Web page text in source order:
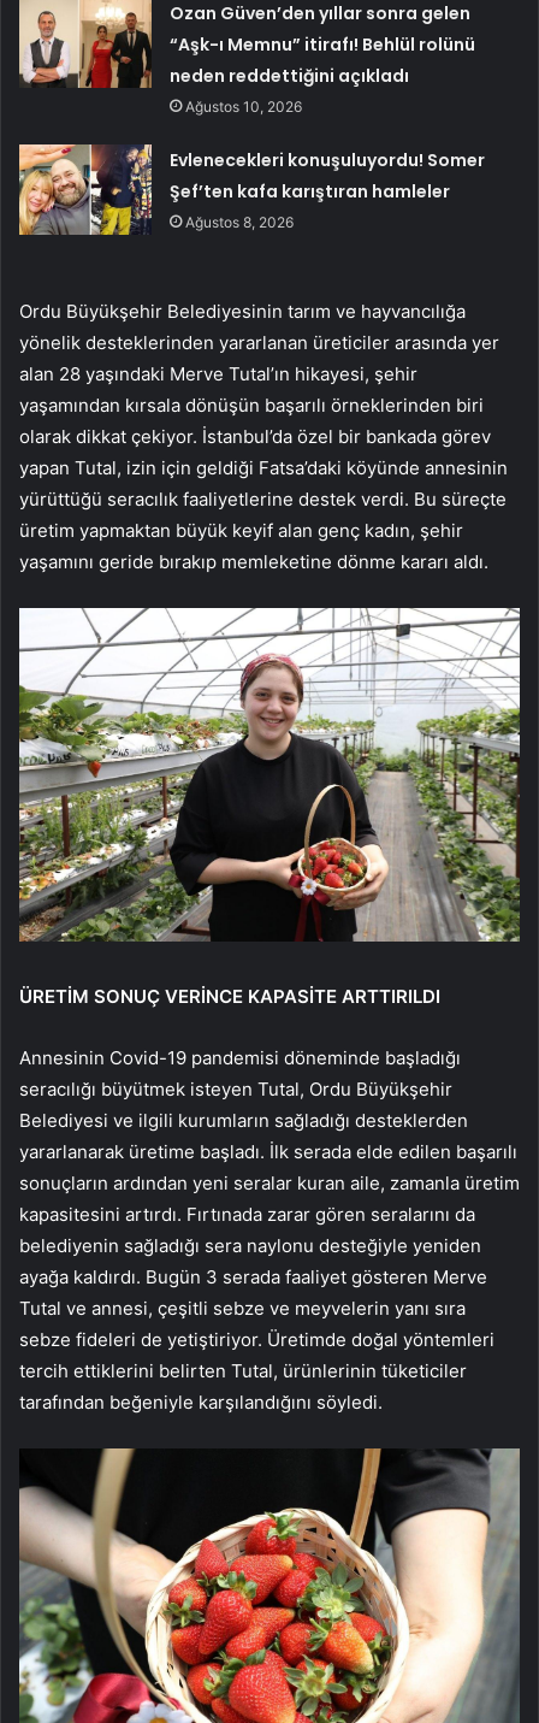
Ozan Güven’den yıllar sonra gelen
“Aşk-ı Memnu” itirafı! Behlül rolünü
neden reddettiğini açıkladı
Ağustos 10, 2026
Evlenecekleri konuşuluyordu! Somer
Şef’ten kafa karıştıran hamleler
Ağustos 8, 2026
Ordu Büyükşehir Belediyesinin tarım ve hayvancılığa
yönelik desteklerinden yararlanan üreticiler arasında yer
alan 28 yaşındaki Merve Tutal’ın hikayesi, şehir
yaşamından kırsala dönüşün başarılı örneklerinden biri
olarak dikkat çekiyor. İstanbul’da özel bir bankada görev
yapan Tutal, izin için geldiği Fatsa’daki köyünde annesinin
yürüttüğü seracılık faaliyetlerine destek verdi. Bu süreçte
üretim yapmaktan büyük keyif alan genç kadın, şehir
yaşamını geride bırakıp memleketine dönme kararı aldı.
ÜRETİM SONUÇ VERİNCE KAPASİTE ARTTIRILDI
Annesinin Covid-19 pandemisi döneminde başladığı
seracılığı büyütmek isteyen Tutal, Ordu Büyükşehir
Belediyesi ve ilgili kurumların sağladığı desteklerden
yararlanarak üretime başladı. İlk serada elde edilen başarılı
sonuçların ardından yeni seralar kuran aile, zamanla üretim
kapasitesini artırdı. Fırtınada zarar gören seralarını da
belediyenin sağladığı sera naylonu desteğiyle yeniden
ayağa kaldırdı. Bugün 3 serada faaliyet gösteren Merve
Tutal ve annesi, çeşitli sebze ve meyvelerin yanı sıra
sebze fideleri de yetiştiriyor. Üretimde doğal yöntemleri
tercih ettiklerini belirten Tutal, ürünlerinin tüketiciler
tarafından beğeniyle karşılandığını söyledi.